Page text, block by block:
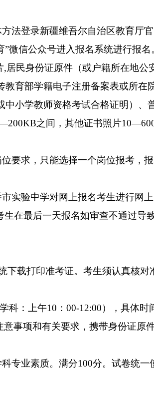
法登录新疆维吾尔自治区教育厅
微信公众号进入报名系统进行报名
民身份证原件（或户籍所在地公
育部学籍电子注册备案表或所在
小学教师资格考试合格证明）、
之间，其他证书照片
要求，只能选择一个岗位报考，
实验中学对网上报名考生进行网
在最后一天报名如审查不通过导
下载打印准考证。考生须认真核
：上午10：00-12:00），具体时
事项和有关要求，携带身份证原
专业素质。满分100分。试卷统